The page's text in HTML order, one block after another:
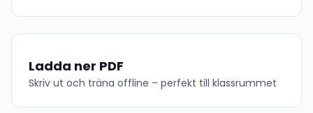
Ladda ner PDF
Skriv ut och träna offline – perfekt till klassrummet